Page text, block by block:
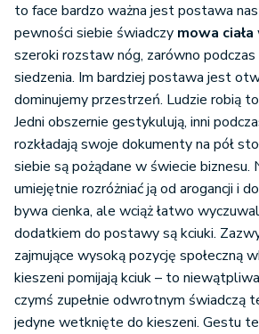
to face bardzo ważna jest postawa
pewności siebie świadczy mowa ciała
szeroki rozstaw nóg, zarówno podczas
siedzenia. Im bardziej postawa jest
dominujemy przestrzeń. Ludzie robią
Jedni obszernie gestykulują, inni
rozkładają swoje dokumenty na pół
siebie są pożądane w świecie biznesu.
umiejętnie rozróżniać ją od arogancji i
bywa cienka, ale wciąż łatwo
dodatkiem do postawy są kciuki.
zajmujące wysoką pozycję społeczną
kieszeni pomijają kciuk – to
czymś zupełnie odwrotnym świadczą
jedyne wetknięte do kieszeni. Gestu